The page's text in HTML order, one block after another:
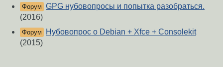
Форум GPG нубовопросы и попытка разобраться.
(2016)
Форум
Нубовопрос о Debian + Xfce + Consolekit
(2015)